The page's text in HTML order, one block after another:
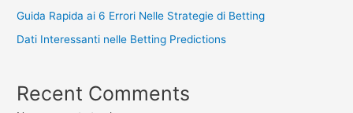
Guida Rapida ai 6 Errori Nelle Strategie di Betting
Dati Interessanti nelle Betting Predictions
Recent Comments